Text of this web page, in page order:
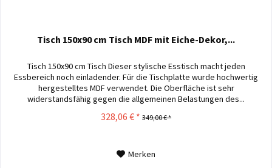
Tisch 150x90 cm Tisch MDF mit Eiche-Dekor,...
Tisch 150x90 cm Tisch Dieser stylische Esstisch macht jeden
Essbereich noch einladender. Für die Tischplatte wurde hochwertig
hergestelltes MDF verwendet. Die Oberfläche ist sehr
widerstandsfähig gegen die allgemeinen Belastungen des...
328,06 € * 349,00 € *
Merken